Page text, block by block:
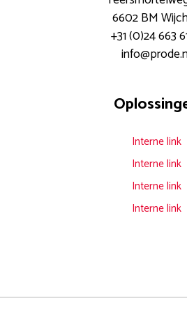
modern kantoor.
Download
whitepaper
hier uw naam en
6602 BM
+31 (0)24 663
Interne link
Interne link
Interne link
Interne link